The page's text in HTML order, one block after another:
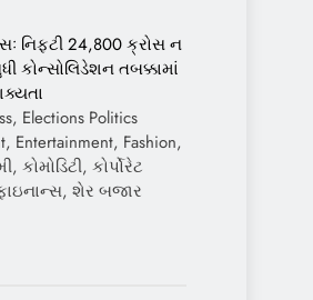
નિફ્ટી 24,800 ક્રોસ ન
કોન્સોલિડેશન તબક્કામાં
Elections Politics
Entertainment, Fashion,
કોમોડિટી, કોર્પોરેટ
શેર બજાર